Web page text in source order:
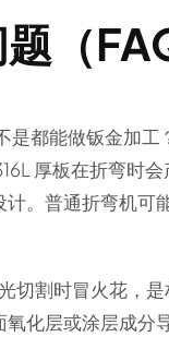
（
是都能做钣金加工
厚板在折弯时会
计。普通折弯机可
切割时冒火花，是
化层或涂层成分